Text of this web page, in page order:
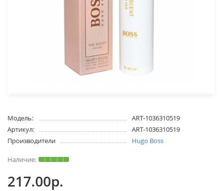
Модель:
ART-1036310519
Артикул:
ART-1036310519
Производители
Hugo Boss
217.00р.